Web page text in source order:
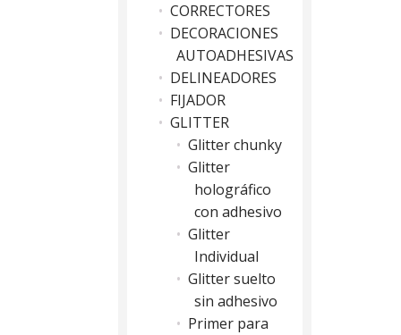
CORRECTORES
DECORACIONES
AUTOADHESIVAS
DELINEADORES
FIJADOR
GLITTER
Glitter chunky
Glitter
holográfico
con adhesivo
Glitter
Individual
Glitter suelto
sin adhesivo
Primer para